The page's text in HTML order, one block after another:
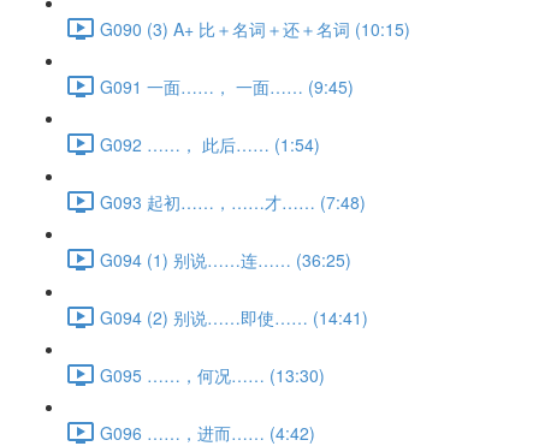
G090 (3) A+ 比＋名词＋还＋名词 (10:15)
G091 一面……， 一面…… (9:45)
G092 ……， 此后…… (1:54)
G093 起初……，……才…… (7:48)
G094 (1) 别说……连…… (36:25)
G094 (2) 别说……即使…… (14:41)
G095 ……，何况…… (13:30)
G096 ……，进而…… (4:42)